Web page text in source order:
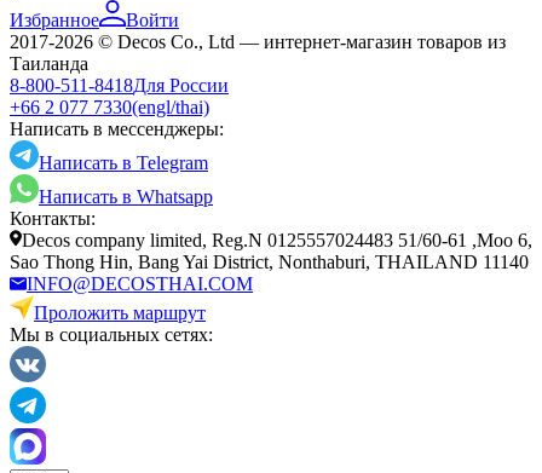
Избранное
Войти
2017-2026 © Decos Co., Ltd — интернет-магазин товаров из
Таиланда
8-800-511-8418Для России
+66 2 077 7330(engl/thai)
Написать в мессенджеры:
Написать в Telegram
Написать в Whatsapp
Контакты:
Decos company limited, Reg.N 0125557024483 51/60-61 ,Moo 6,
Sao Thong Hin, Bang Yai District, Nonthaburi, THAILAND 11140
INFO@DECOSTHAI.COM
Проложить маршрут
Мы в социальных сетях: